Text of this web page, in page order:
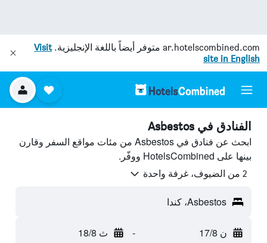
ar.hotelscombined.com متوفر أيضاً باللغة الإنجليزية.Visit
site in English
الفنادق في Asbestos
ابحث عن فنادق في Asbestos من مئات مواقع السفر وقارن
بينها على HotelsCombined ووفّر.
2 من الضيوف، غرفة واحدة
Asbestos، كندا
ن 17/8 - ث 18/8